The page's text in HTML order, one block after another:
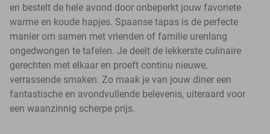
en bestelt de hele avond door onbeperkt jouw favoriete
warme en koude hapjes. Spaanse tapas is de perfecte
manier om samen met vrienden of familie urenlang
ongedwongen te tafelen. Je deelt de lekkerste culinaire
gerechten met elkaar en proeft continu nieuwe,
verrassende smaken. Zo maak je van jouw diner een
fantastische en avondvullende belevenis, uiteraard voor
een waanzinnig scherpe prijs.